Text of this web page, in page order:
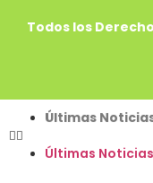
Todos los
Últimas
Últimas Noticias